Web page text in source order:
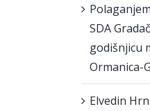
SDA
godišnjicu
Ormanica-
Elvedin